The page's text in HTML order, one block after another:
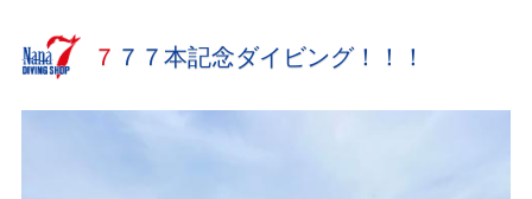
７７７本記念ダイビング！！！